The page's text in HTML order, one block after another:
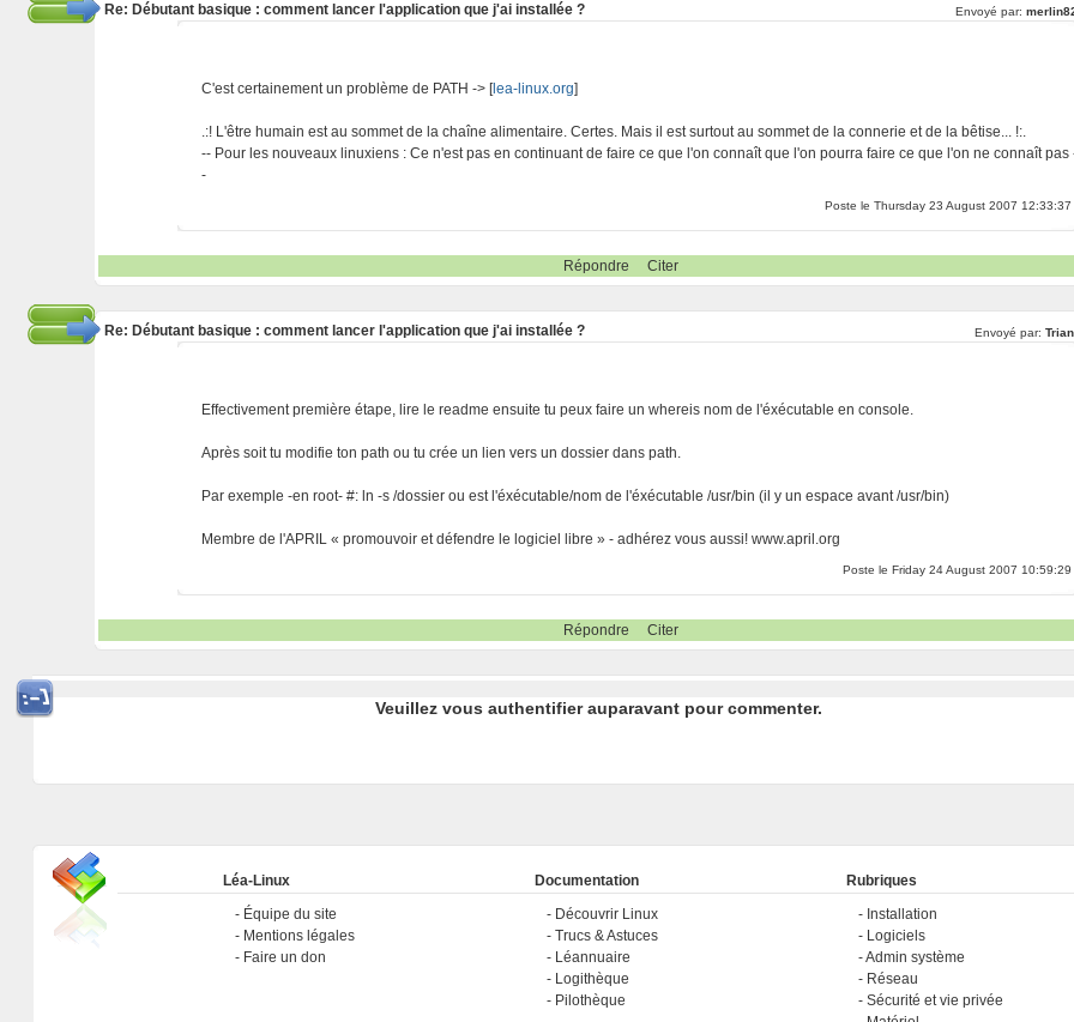
Re: Débutant basique : comment lancer l'application que j'ai installée ? Envoyé par:
C'est certainement un problème de PATH -> [lea-linux.org]
.:! L'être humain est au sommet de la chaîne alimentaire. Certes. Mais il est surtout au sommet de la connerie et de la bêtise... !:.
-- Pour les nouveaux linuxiens : Ce n'est pas en continuant de faire ce que l'on connaît que l'on pourra faire ce que l'on ne connaît pas
-
Poste le Thursday 23 August 2007 12:33:37
Répondre Citer
Re: Débutant basique : comment lancer l'application que j'ai installée ? Envoyé par:
Effectivement première étape, lire le readme ensuite tu peux faire un whereis nom de l'éxécutable en console.
Après soit tu modifie ton path ou tu crée un lien vers un dossier dans path.
Par exemple -en root- #: ln -s /dossier ou est l'éxécutable/nom de l'éxécutable /usr/bin (il y un espace avant /usr/bin)
Membre de l'APRIL « promouvoir et défendre le logiciel libre » - adhérez vous aussi! www.april.org
Poste le Friday 24 August 2007 10:59:29
Répondre Citer
Veuillez vous authentifier auparavant pour commenter.
Léa-Linux
Équipe du site
Mentions légales
Faire un don
Documentation
Découvrir Linux
Trucs & Astuces
Léannuaire
Logithèque
Pilothèque
Rubriques
Installation
Logiciels
Admin système
Réseau
Sécurité et vie privée